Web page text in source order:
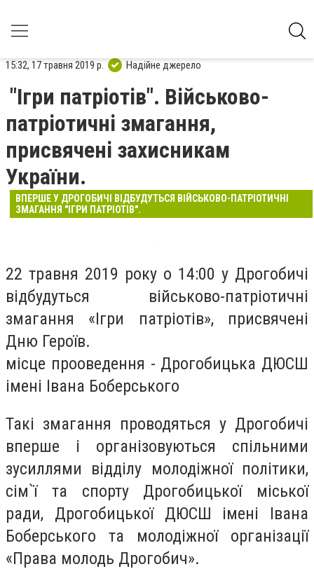
15:32, 17 травня 2019 р. Надійне джерело
"Ігри патріотів". Військово-
патріотичні змагання,
присвячені захисникам
України.
ВПЕРШЕ У ДРОГОБИЧІ ВІДБУДУТЬСЯ ВІЙСЬКОВО-ПАТРІОТИЧНІ
ЗМАГАННЯ "ІГРИ ПАТРІОТІВ".
22 травня 2019 року о 14:00 у Дрогобичі
відбудуться військово-патріотичні
змагання «Ігри патріотів», присвячені
Дню Героїв.
місце прооведення - Дрогобицька ДЮСШ
імені Івана Боберського
Такі змагання проводяться у Дрогобичі
вперше і організовуються спільними
зусиллями відділу молодіжної політики,
сім`ї та спорту Дрогобицької міської
ради, Дрогобицької ДЮСШ імені Івана
Боберського та молодіжної організації
«Права молодь Дрогобич».